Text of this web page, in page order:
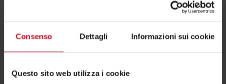
Consenso Dettagli Informazioni sui cookie
Questo sito web utilizza i cookie
R730GAX004 G 3/4"F
R730GAX005